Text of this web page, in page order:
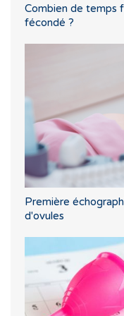
Combien de temps
fécondé ?
Première
d'ovules